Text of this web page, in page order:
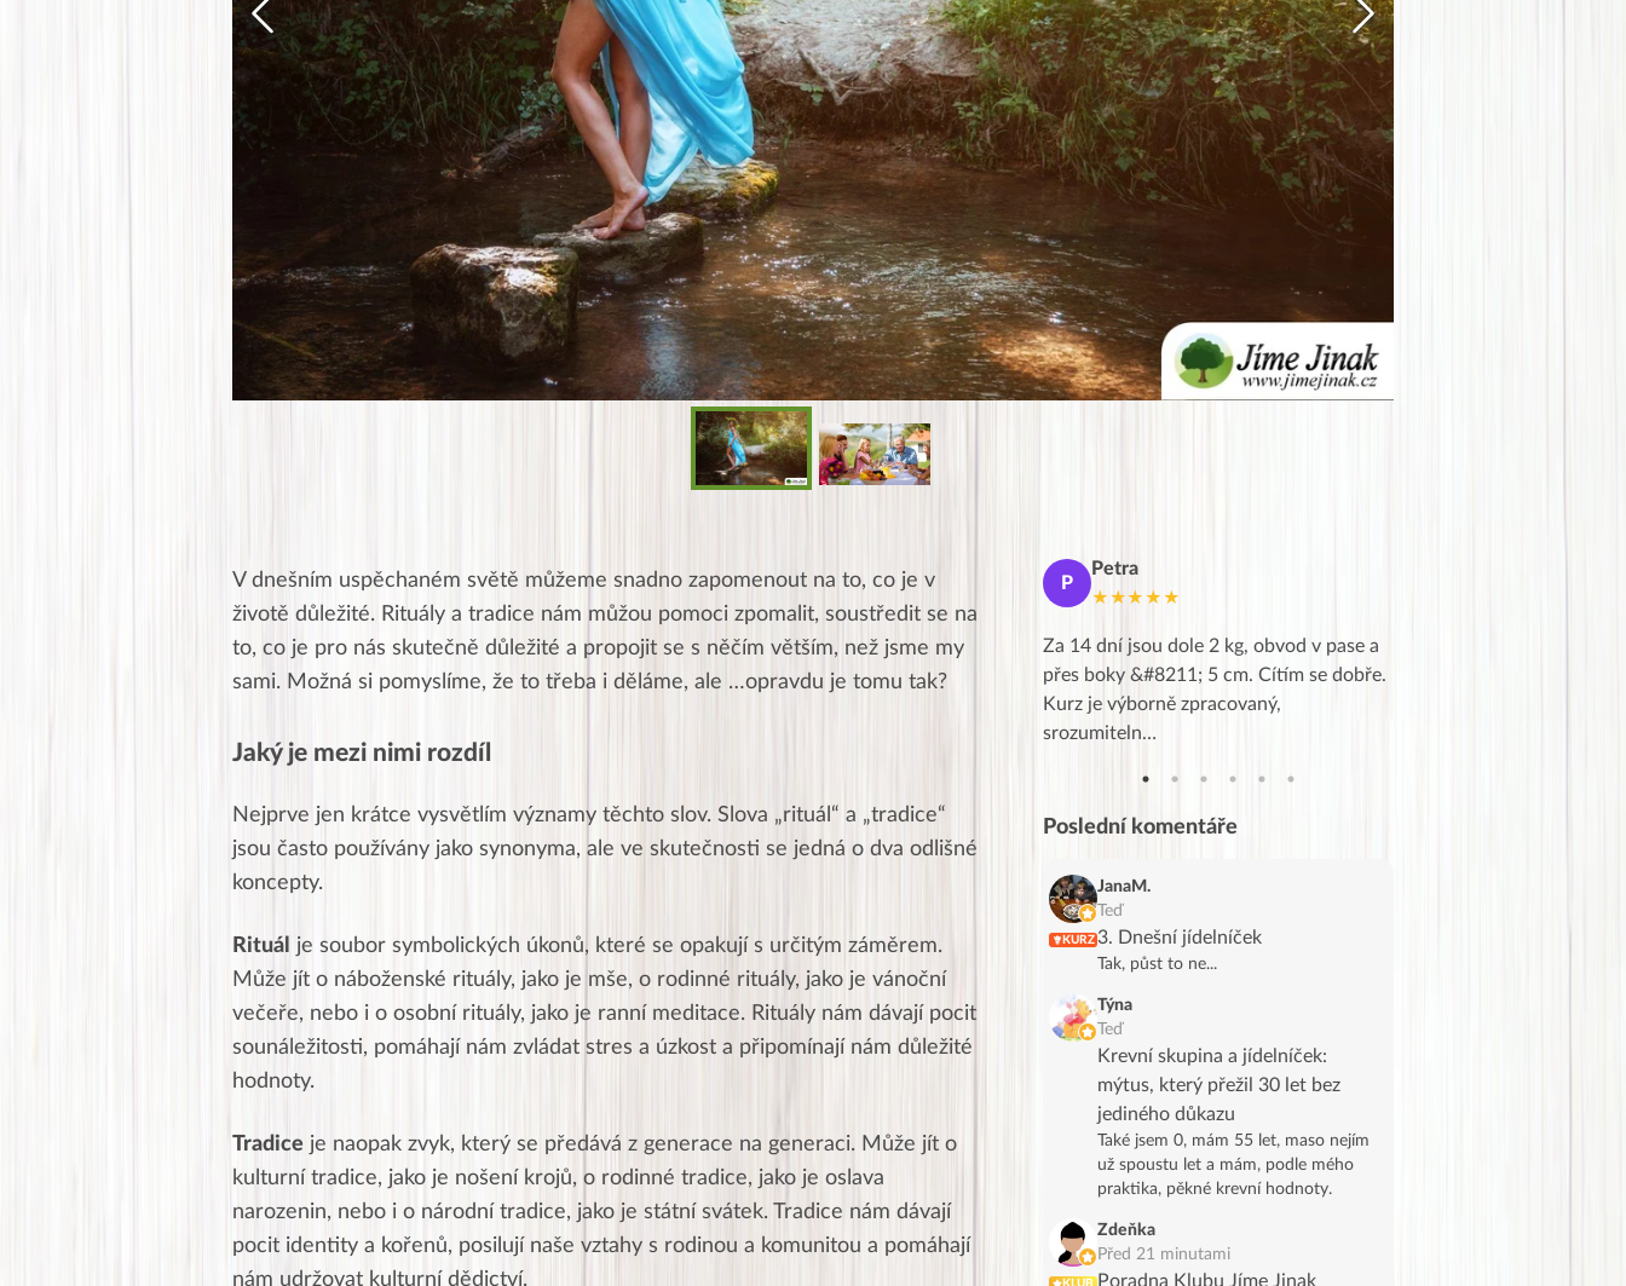
V dnešním uspěchaném světě můžeme snadno zapomenout na to, co je v
životě důležité. Rituály a tradice nám můžou pomoci zpomalit, soustředit se na
to, co je pro nás skutečně důležité a propojit se s něčím větším, než jsme my
sami. Možná si pomyslíme, že to třeba i děláme, ale …opravdu je tomu tak?
Jaký je mezi nimi rozdíl
Nejprve jen krátce vysvětlím významy těchto slov. Slova „rituál“ a „tradice“
jsou často používány jako synonyma, ale ve skutečnosti se jedná o dva odlišné
koncepty.
Rituál
je soubor symbolických úkonů, které se opakují s určitým záměrem.
Může jít o náboženské rituály, jako je mše, o rodinné rituály, jako je vánoční
večeře, nebo i o osobní rituály, jako je ranní meditace. Rituály nám dávají pocit
sounáležitosti, pomáhají nám zvládat stres a úzkost a připomínají nám důležité
hodnoty.
Tradice je naopak zvyk, který se předává z generace na generaci. Může jít o
kulturní tradice, jako je nošení krojů, o rodinné tradice, jako je oslava
narozenin, nebo i o národní tradice, jako je státní svátek. Tradice nám dávají
pocit identity a kořenů, posilují naše vztahy s rodinou a komunitou a pomáhají
nám udržovat kulturní dědictví.
J
Moc Vám všem děkuji za krásný pátek,
obzvlášť velké poděkování, obdiv a
P
Petra
★★★★★
Za 14 dní jsou dole 2 kg, obvod v pase a
přes boky &#8211; 5 cm. Cítím se dobře.
Kurz je výborně zpracovaný,
srozumiteln…
Poslední komentáře
KURZ
JanaM.
Teď
3. Dnešní jídelníček
Tak, půst to ne...
Týna
Teď
Krevní skupina a jídelníček:
mýtus, který přežil 30 let bez
jediného důkazu
Také jsem 0, mám 55 let, maso nejím
už spoustu let a mám, podle mého
praktika, pěkné krevní hodnoty.
Zdeňka
Před 21 minutami
Poradna Klubu Jíme Jinak